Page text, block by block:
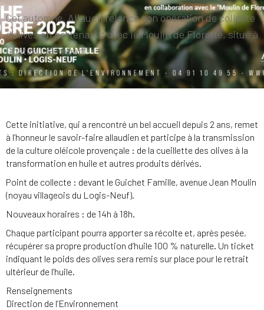
Cet automne, Allauch relance son opération de collecte
d’olives en partenariat avec le Moulin de Florette, situé à
Château-Gombert.
Cette initiative, qui a rencontré un bel accueil depuis 2 ans, remet
à l’honneur le savoir-faire allaudien et participe à la transmission
de la culture oléicole provençale : de la cueillette des olives à la
transformation en huile et autres produits dérivés.
Point de collecte : devant le Guichet Famille, avenue Jean Moulin
(noyau villageois du Logis-Neuf).
Nouveaux horaires : de 14h à 18h.
Chaque participant pourra apporter sa récolte et, après pesée,
récupérer sa propre production d’huile 100 % naturelle. Un ticket
indiquant le poids des olives sera remis sur place pour le retrait
ultérieur de l’huile.
Renseignements
Direction de l’Environnement